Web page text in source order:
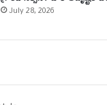
July 28, 2026